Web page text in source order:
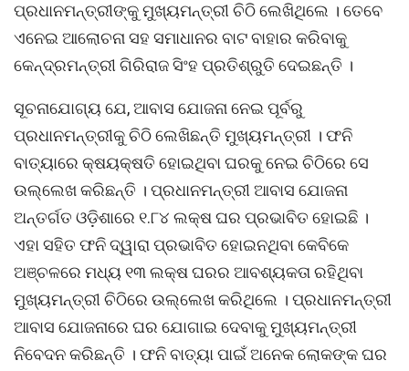
ପ୍ରଧାନମନ୍ତ୍ରୀଙ୍କୁ ମୁଖ୍ୟମନ୍ତ୍ରୀ ଚିଠି ଲେଖିଥିଲେ । ତେବେ
ଏନେଇ ଆଲୋଚନା ସହ ସମାଧାନର ବାଟ ବାହାର କରିବାକୁ
କେନ୍ଦ୍ରମନ୍ତ୍ରୀ ଗିରିରାଜ ସିଂହ ପ୍ରତିଶ୍ରୁତି ଦେଇଛନ୍ତି ।
ସୂଚନାଯୋଗ୍ୟ ଯେ, ଆବାସ ଯୋଜନା ନେଇ ପୂର୍ବରୁ
ପ୍ରଧାନମନ୍ତ୍ରୀକୁ ଚିଠି ଲେଖିଛନ୍ତି ମୁଖ୍ୟମନ୍ତ୍ରୀ । ଫନି
ବାତ୍ୟାରେ କ୍ଷୟକ୍ଷତି ହୋଇଥିବା ଘରକୁ ନେଇ ଚିଠିରେ ସେ
ଉଲ୍ଲେଖ କରିଛନ୍ତି । ପ୍ରଧାନମନ୍ତ୍ରୀ ଆବାସ ଯୋଜନା
ଅନ୍ତର୍ଗତ ଓଡ଼ିଶାରେ ୧.୮୪ ଲକ୍ଷ ଘର ପ୍ରଭାବିତ ହୋଇଛି ।
ଏହା ସହିତ ଫନି ଦ୍ୱାରା ପ୍ରଭାବିତ ହୋଇନଥିବା କେବିକେ
ଅଞ୍ଚଳରେ ମଧ୍ୟ ୧୩ ଲକ୍ଷ ଘରର ଆବଶ୍ୟକତା ରହିଥିବା
ମୁଖ୍ୟମନ୍ତ୍ରୀ ଚିଠିରେ ଉଲ୍ଲେଖ କରିଥିଲେ । ପ୍ରଧାନମନ୍ତ୍ରୀ
ଆବାସ ଯୋଜନାରେ ଘର ଯୋଗାଇ ଦେବାକୁ ମୁଖ୍ୟମନ୍ତ୍ରୀ
ନିବେଦନ କରିଛନ୍ତି । ଫନି ବାତ୍ୟା ପାଇଁ ଅନେକ ଲୋକଙ୍କ ଘର